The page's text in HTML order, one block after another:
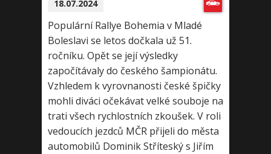
18.07.2024
Populární Rallye Bohemia v Mladé
Boleslavi se letos dočkala už 51.
ročníku. Opět se její výsledky
započítávaly do českého šampionátu.
Vzhledem k vyrovnanosti české špičky
mohli diváci očekávat velké souboje na
trati všech rychlostních zkoušek. V roli
vedoucích jezdců MČR přijeli do města
automobilů Dominik Stříteský s Jiřím